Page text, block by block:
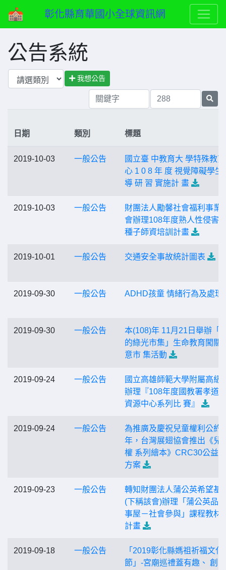
彰化縣育華國小全球資訊網
公告系統
我想公告
日期 類別 標題
2019-10-03 一般公告
國立臺 中教育大 學特殊教
心 1 0 8 年 度 視覺障礙學生
導 研 習 實施計 畫
2019-10-03 一般公告
財團法人勵馨社會福利事業
會辦理108年度熟人性侵害
種子師資培訓計畫
2019-10-01 一般公告 交通安全事故統計圖表
2019-09-30 一般公告 ADHD孩童 情緒行為及處理
2019-09-30 一般公告
本(108)年 11月21日舉辦「
的綠光市集」生命教育闖關
意市 集活動
2019-09-24 一般公告
國立高雄師範大學附屬高級
辦理『108年度國教署孝道
資源中心系列比 賽』
2019-09-24 一般公告
為推廣及慶祝兒童權利公約
年，台灣展翅協會推出《兒
權 系列繪本》CRC30公益
方案
2019-09-23 一般公告
轉知財團法人蒲公英希望基
(下稱該會)辦理「蒲公英品
事屋－社會參與」課程教材
計畫
2019-09-18 一般公告
「2019彰化縣媽祖祈福文化
節」-宮廟巡禮蓋有趣、 創